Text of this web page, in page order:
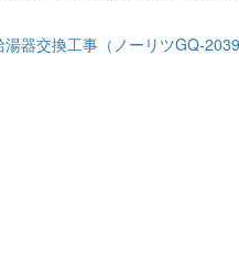
器交換工事（ノーリツGQ-